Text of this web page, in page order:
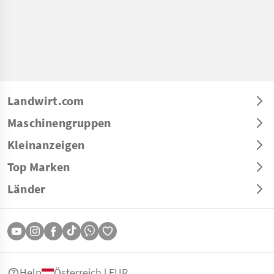
Landwirt.com
Maschinengruppen
Kleinanzeigen
Top Marken
Länder